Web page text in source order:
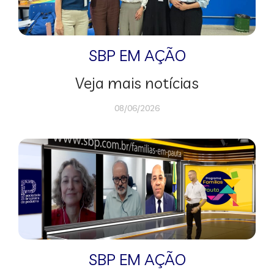
SBP EM AÇÃO
Veja mais notícias
08/06/2026
SBP EM AÇÃO